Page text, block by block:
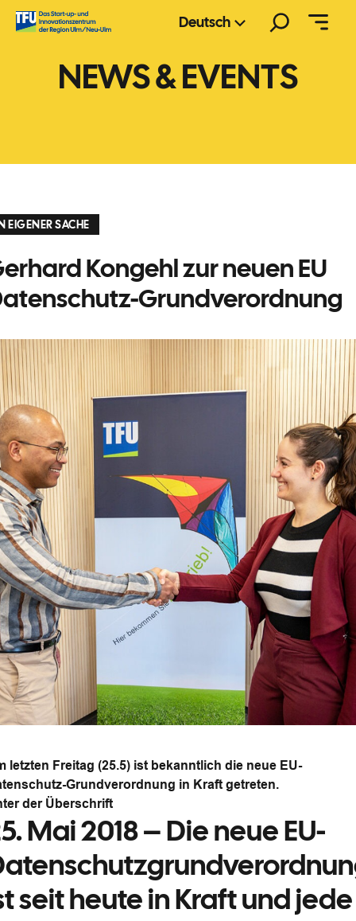
Zum
Inhalt
Deutsch
NEWS & EVENTS
EIGENER SACHE
Kongehl zur neuen EU
Grundverordnung
letzten Freitag (25.5) ist bekanntlich die neue EU-
Grundverordnung in Kraft getreten.
der Überschrift
Mai 2018 – Die neue EU-
seit heute in Kraft und jede